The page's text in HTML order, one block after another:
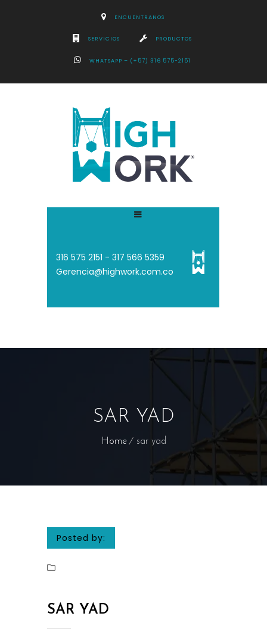
ENCUENTRANOS
SERVICIOS PRODUCTOS
WHATSAPP – (+57) 316 575-2151
316 575 2151 - 317 566 5359
Gerencia@highwork.com.co
SAR YAD
Home sar yad
Posted by:
SAR YAD